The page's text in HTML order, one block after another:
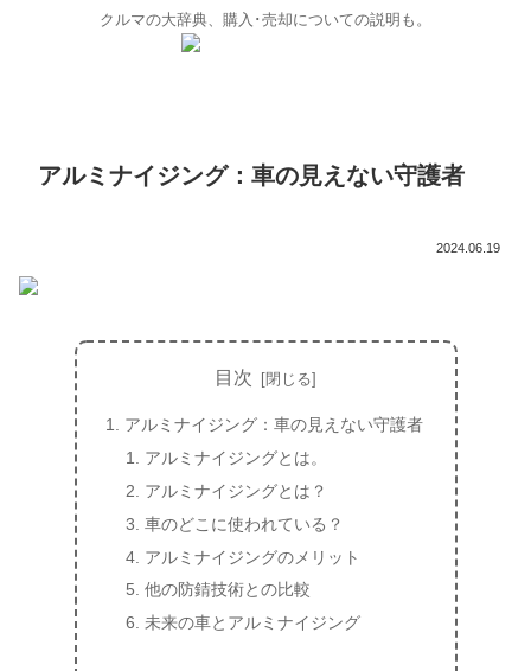
クルマの大辞典、購入･売却についての説明も。
アルミナイジング：車の見えない守護者
2024.06.19
目次
アルミナイジング：車の見えない守護者
アルミナイジングとは。
アルミナイジングとは？
車のどこに使われている？
アルミナイジングのメリット
他の防錆技術との比較
未来の車とアルミナイジング